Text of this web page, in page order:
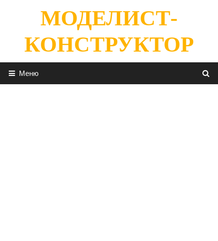
содержимомуМОДЕЛИСТ-
КОНСТРУКТОР
Меню